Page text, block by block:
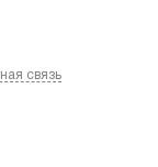
связь